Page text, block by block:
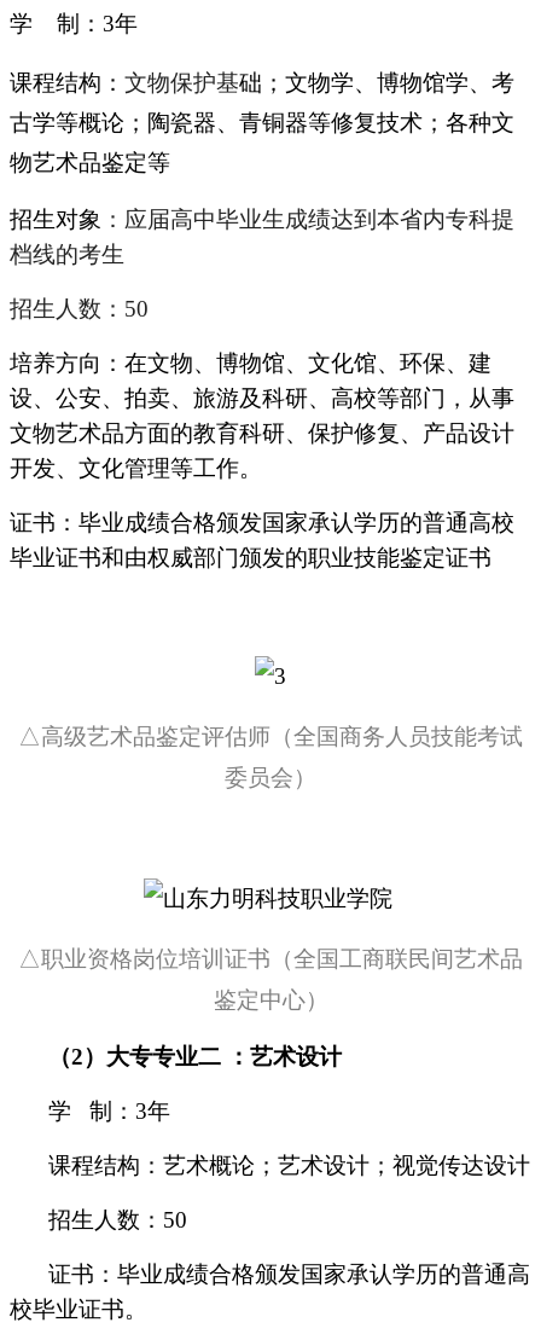
学 制：3年
课程结构： 文物保护基础；文物学、博物馆学、考
古学等概论；陶瓷器、青铜器等修复技术；各种文
物艺术品鉴定等
招生对象 ：应届高中毕业生成绩达到本省内专科提
档线的考生
招生人数：50
培养方向：在文物、博物馆、文化馆、环保、建
设、公安、拍卖、旅游及科研、高校等部门，从事
文物艺术品方面的教育科研、保护修复、产品设计
开发、文化管理等工作。
证书：毕业成绩合格颁发国家承认学历的普通高校
毕业证书和由权威部门颁发的职业技能鉴定证书
△高级艺术品鉴定评估师（全国商务人员技能考试
委员会）
△职业资格岗位培训证书（全国工商联民间艺术品
鉴定中心）
（2）大专专业二 ：艺术设计
学 制：3年
课程结构：艺术概论；艺术设计；视觉传达设计
招生人数：50
证书：毕业成绩合格颁发国家承认学历的普通高
校毕业证书。